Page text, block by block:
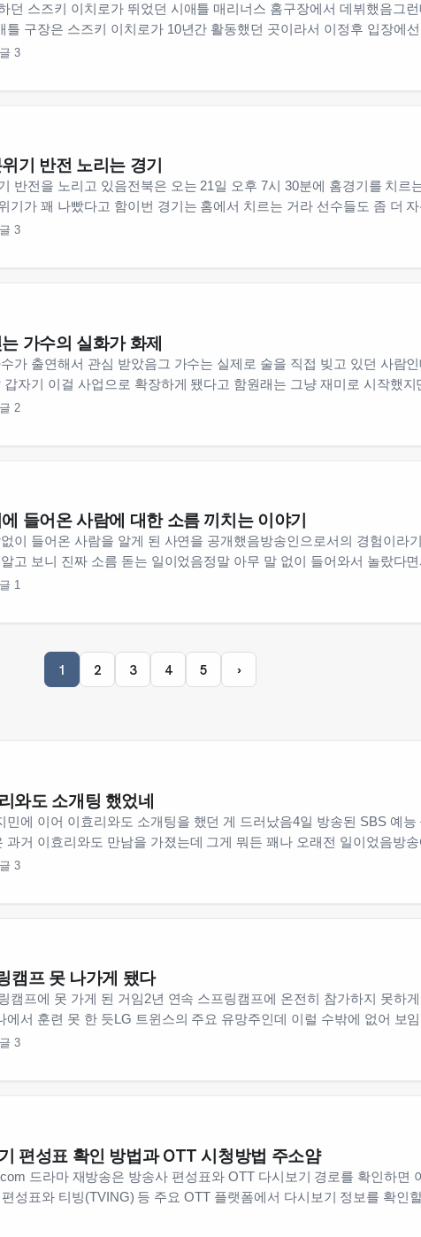
던 스즈키 이치로가 뛰었던 시애틀 매리너스 홈구장에서 데뷔했음그
틀 구장은 스즈키 이치로가 10년간 활동했던 곳이라서 이정후 입장에
3
기 반전 노리는 경기
반전을 노리고 있음전북은 오는 21일 오후 7시 30분에 홈경기를 치르
기가 꽤 나빴다고 함이번 경기는 홈에서 치르는 거라 선수들도 좀 더
3
가수의 실화가 화제
가 출연해서 관심 받았음그 가수는 실제로 술을 직접 빚고 있던 사람
갑자기 이걸 사업으로 확장하게 됐다고 함원래는 그냥 재미로 시작했
2
들어온 사람에 대한 소름 끼치는 이야기
이 들어온 사람을 알게 된 사연을 공개했음방송인으로서의 경험이라
고 보니 진짜 소름 돋는 일이었음정말 아무 말 없이 들어와서 놀랐다
1
1 2 3 4 5 ›
와도 소개팅 했었네
민에 이어 이효리와도 소개팅을 했던 게 드러났음4일 방송된 SBS 예
과거 이효리와도 만남을 가졌는데 그게 뭐든 꽤나 오래전 일이었음방
3
캠프 못 나가게 됐다
캠프에 못 가게 된 거임2년 연속 스프링캠프에 온전히 참가하지 못하
에서 훈련 못 한 듯LG 트윈스의 주요 유망주인데 이럴 수밖에 없어 보
3
편성표 확인 방법과 OTT 시청방법 주소얌
드라마 재방송은 방송사 편성표와 OTT 다시보기 경로를 확인하면
성표와 티빙(TVING) 등 주요 OTT 플랫폼에서 다시보기 정보를 확인